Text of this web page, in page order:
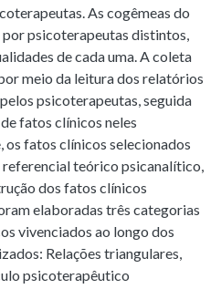
As cogêmeas do
psicoterapeutas distintos,
de cada uma. A coleta
meio da leitura dos relatórios
psicoterapeutas, seguida
fatos clínicos neles
fatos clínicos selecionados
teórico psicanalítico,
dos fatos clínicos
elaboradas três categorias
vivenciados ao longo dos
Relações triangulares,
psicoterapêutico